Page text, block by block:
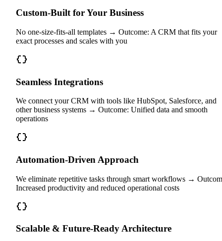
Custom-Built for Your Business
No one-size-fits-all templates → Outcome: A CRM that fits your
exact processes and scales with you
Seamless Integrations
We connect your CRM with tools like HubSpot, Salesforce, and
other business systems → Outcome: Unified data and smooth
operations
Automation-Driven Approach
We eliminate repetitive tasks through smart workflows →
Increased productivity and reduced operational costs
Scalable & Future-Ready Architecture